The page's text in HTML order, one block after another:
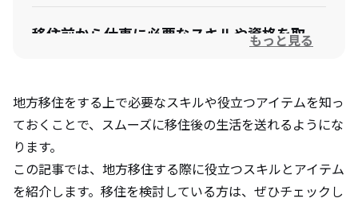
移住前から仕事に必要なスキルや資格を取
もっと見る
地方移住をする上で必要なスキルや役立つアイテムを知っ
ておくことで、スムーズに移住後の生活を送れるようにな
ります。
この記事では、地方移住する際に役立つスキルとアイテム
を紹介します。移住を検討している方は、ぜひチェックし